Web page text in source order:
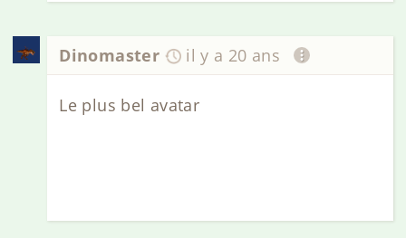
Dinomaster il y a 20 ans
Le plus bel avatar